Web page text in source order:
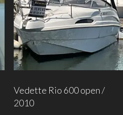
Vedette Rio 600 open /
2010